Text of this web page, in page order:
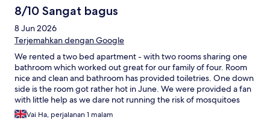
8/10 Sangat bagus
8 Jun 2026
Terjemahkan dengan Google
We rented a two bed apartment - with two rooms sharing one
bathroom which worked out great for our family of four. Room
nice and clean and bathroom has provided toiletries. One down
side is the room got rather hot in June. We were provided a fan
with little help as we dare not running the risk of mosquitoes
flying in if we open the window. Overall a decent stay
Vai Ha, perjalanan 1 malam